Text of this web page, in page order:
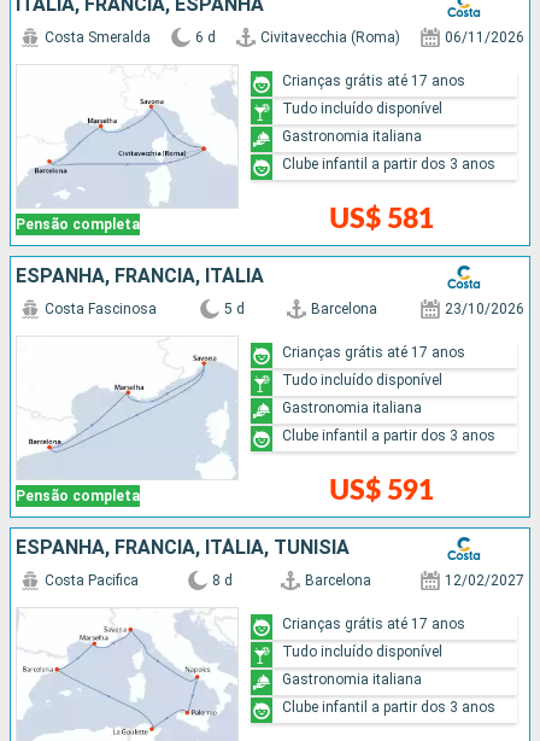
ITÁLIA, FRANCIA, ESPANHA
Pensão completa
Costa Smeralda 6 d Civitavecchia (Roma) 06/11/2026
US$ 581
Crianças grátis até 17 anos
Tudo incluído disponível
Gastronomia italiana
Clube infantil a partir dos 3 anos
ESPANHA, FRANCIA, ITÁLIA
Pensão completa
Costa Fascinosa 5 d Barcelona 23/10/2026
US$ 591
Crianças grátis até 17 anos
Tudo incluído disponível
Gastronomia italiana
Clube infantil a partir dos 3 anos
ESPANHA, FRANCIA, ITÁLIA, TUNÍSIA
Costa Pacifica 8 d Barcelona 12/02/2027
Crianças grátis até 17 anos
Tudo incluído disponível
Gastronomia italiana
Clube infantil a partir dos 3 anos